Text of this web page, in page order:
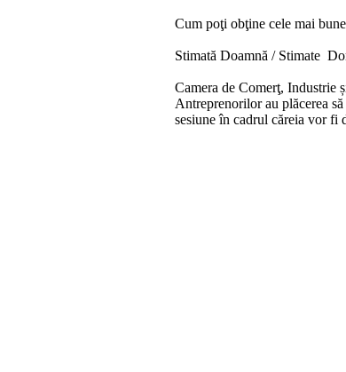
Cum poţi obţine cele mai
Stimată Doamnă / Stimate
Camera de Comerţ, Industrie
Antreprenorilor au plăcerea
sesiune în cadrul căreia vor fi